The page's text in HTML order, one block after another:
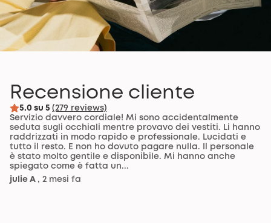
Recensione cliente
5.0 su 5 (279 reviews)
Servizio davvero cordiale! Mi sono accidentalmente
seduta sugli occhiali mentre provavo dei vestiti. Li hanno
raddrizzati in modo rapido e professionale. Lucidati e
tutto il resto. E non ho dovuto pagare nulla. Il personale
è stato molto gentile e disponibile. Mi hanno anche
spiegato come è fatta un...
julie A , 2 mesi fa